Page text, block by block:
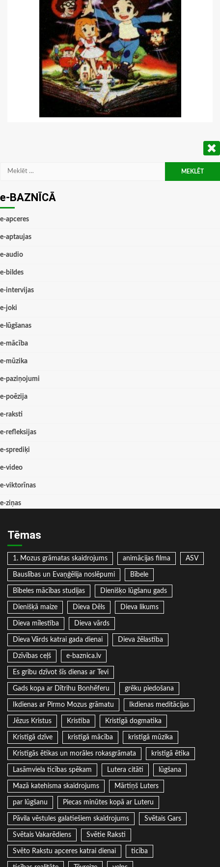
Meklēt:
e-BAZNĪCĀ
e-apceres
e-aptaujas
e-audio
e-bildes
e-intervijas
e-joki
e-lūgšanas
e-mācība
e-mūzika
e-paziņojumi
e-poēzija
e-raksti
e-refleksijas
e-sprediķi
e-video
e-viktorīnas
e-ziņas
Tēmas
1. Mozus grāmatas skaidrojums animācijas filma ASV
Bauslības un Evaņģēlija noslēpumi Bībele
Bībeles mācības studijas Dienišķo lūgšanu gads
Dienišķā maize Dieva Dēls Dieva likums
Dieva mīlestība Dieva vārds
Dieva Vārds katrai gada dienai Dieva žēlastība
Dzīvības ceļš e-baznica.lv
Es gribu dzīvot šīs dienas ar Tevi
Gads kopa ar Dītrihu Bonhēferu grēku piedošana
Ikdienas ar Pirmo Mozus grāmatu Ikdienas meditācijas
Jēzus Kristus Kristība Kristīgā dogmatika
Kristīgā dzīve kristīgā mācība kristīgā mūzika
Kristīgās ētikas un morāles rokasgrāmata kristīgā ētika
Lasāmviela ticības spēkam Lutera citāti lūgšana
Mazā katehisma skaidrojums Mārtiņš Luters
par lūgšanu Piecas minūtes kopā ar Luteru
Pāvila vēstules galatiešiem skaidrojums Svētais Gars
Svētais Vakarēdiens Svētie Raksti
Svēto Rakstu apceres katrai dienai ticība